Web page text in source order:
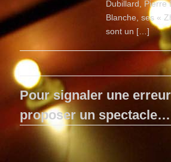
Dubillard, Pierre
Blanche, ses «
sont un […]
Pour signaler une
proposer un spectacle…